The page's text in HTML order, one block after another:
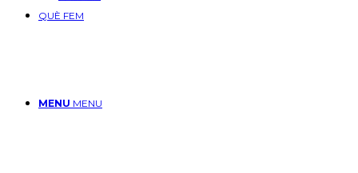
MENU MENU
QUÈ FEM